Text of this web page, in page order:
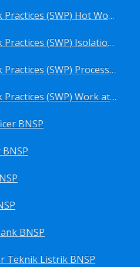
Sertifikasi Safe Work Practices (SWP) Hot Work BNSP
Sertifikasi Safe Work Practices (SWP) Isolation of Hazardous Energy BNSP
Sertifikasi Safe Work Practices (SWP) Process Overview and Awareness BNSP
Sertifikasi Safe Work Practices (SWP) Work at Height BNSP
BNSP
BNSP
Teknik Listrik BNSP